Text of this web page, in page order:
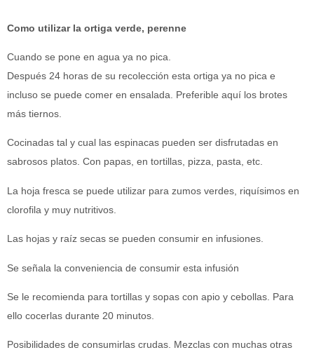
Como utilizar la ortiga verde, perenne
Cuando se pone en agua ya no pica.
Después 24 horas de su recolección esta ortiga ya no pica e
incluso se puede comer en ensalada. Preferible aquí los brotes
más tiernos.
Cocinadas tal y cual las espinacas pueden ser disfrutadas en
sabrosos platos. Con papas, en tortillas, pizza, pasta, etc.
La hoja fresca se puede utilizar para zumos verdes, riquísimos en
clorofila y muy nutritivos.
Las hojas y raíz secas se pueden consumir en infusiones.
Se señala la conveniencia de consumir esta infusión
Se le recomienda para tortillas y sopas con apio y cebollas. Para
ello cocerlas durante 20 minutos.
Posibilidades de consumirlas crudas. Mezclas con muchas otras